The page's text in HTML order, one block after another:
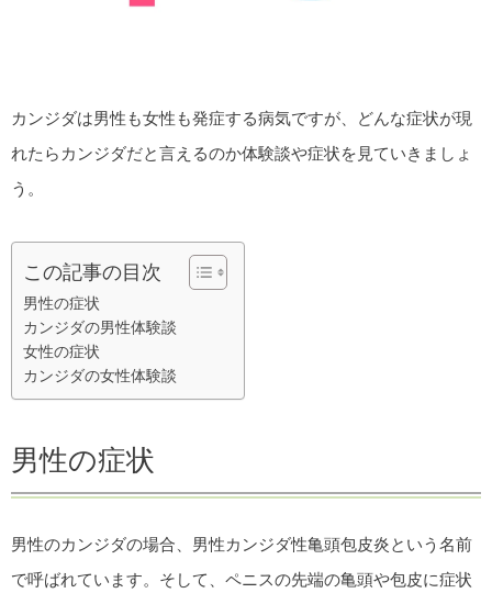
カンジダは男性も女性も発症する病気ですが、どんな症状が現
れたらカンジダだと言えるのか体験談や症状を見ていきましょ
う。
この記事の目次
男性の症状
カンジダの男性体験談
女性の症状
カンジダの女性体験談
男性の症状
男性のカンジダの場合、男性カンジダ性亀頭包皮炎という名前
で呼ばれています。そして、ペニスの先端の亀頭や包皮に症状